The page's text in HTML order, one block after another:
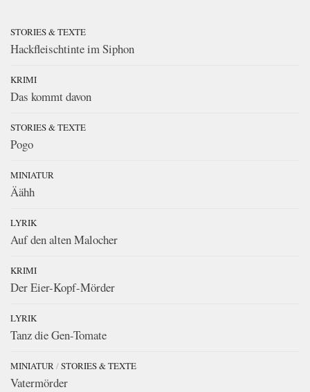
STORIES & TEXTE
Hackfleischtinte im Siphon
KRIMI
Das kommt davon
STORIES & TEXTE
Pogo
MINIATUR
Äähh
LYRIK
Auf den alten Malocher
KRIMI
Der Eier-Kopf-Mörder
LYRIK
Tanz die Gen-Tomate
MINIATUR/STORIES & TEXTE
Vatermörder